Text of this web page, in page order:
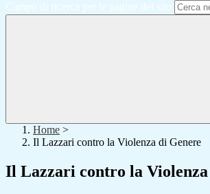
Campo di ricerca per le pagine del sito
Home >
Il Lazzari contro la Violenza di Genere
Il Lazzari contro la Violenza